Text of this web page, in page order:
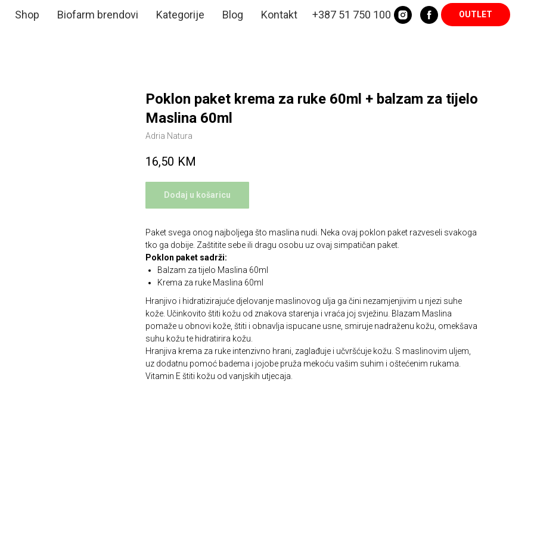
Shop Biofarm brendovi Kategorije Blog Kontakt +387 51 750 100 OUTLET
Poklon paket krema za ruke 60ml + balzam za tijelo
Maslina 60ml
Adria Natura
16,50 KM
Dodaj u košaricu
Paket svega onog najboljega što maslina nudi. Neka ovaj poklon paket razveseli svakoga
tko ga dobije. Zaštitite sebe ili dragu osobu uz ovaj simpatičan paket.
Poklon paket sadrži:
Balzam za tijelo Maslina 60ml
Krema za ruke Maslina 60ml
Hranjivo i hidratizirajuće djelovanje maslinovog ulja ga čini nezamjenjivim u njezi suhe
kože. Učinkovito štiti kožu od znakova starenja i vraća joj svježinu. Blazam Maslina
pomaže u obnovi kože, štiti i obnavlja ispucane usne, smiruje nadraženu kožu, omekšava
suhu kožu te hidratirira kožu.
Hranjiva krema za ruke intenzivno hrani, zaglađuje i učvršćuje kožu. S maslinovim uljem,
uz dodatnu pomoć badema i jojobe pruža mekoću vašim suhim i oštećenim rukama.
Vitamin E štiti kožu od vanjskih utjecaja.